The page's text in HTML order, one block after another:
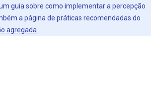
guia sobre como implementar a percepção
a página de práticas recomendadas do
agregada